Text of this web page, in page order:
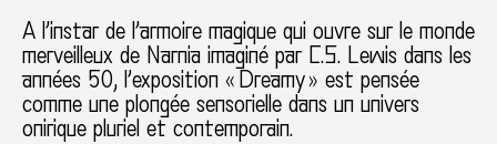
A l’instar de l’armoire magique qui ouvre sur le monde
merveilleux de Narnia imaginé par C.S. Lewis dans les
années 50, l’exposition « Dreamy » est pensée
comme une plongée sensorielle dans un univers
onirique pluriel et contemporain.